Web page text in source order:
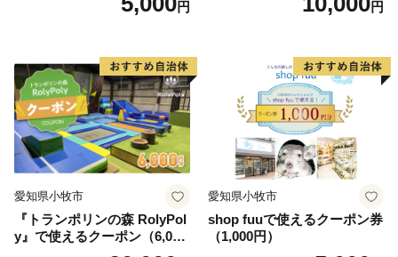
円 円
愛知県小牧市
『トランポリンの森 RolyPol
y』で使えるクーポン（6,000
愛知県小牧市
shop fuuで使えるクーポン券
（1,000円）